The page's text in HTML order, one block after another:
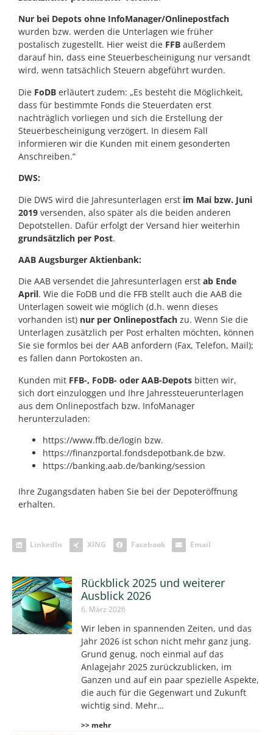
Nur bei Depots ohne InfoManager/Onlinepostfach
wurden bzw. werden die Unterlagen wie früher
postalisch zugestellt. Hier weist die FFB außerdem
darauf hin, dass eine Steuerbescheinigung nur versandt
wird, wenn tatsächlich Steuern abgeführt wurden.
Die FoDB erläutert zudem: „Es besteht die Möglichkeit,
dass für bestimmte Fonds die Steuerdaten erst
nachträglich vorliegen und sich die Erstellung der
Steuerbescheinigung verzögert. In diesem Fall
informieren wir die Kunden mit einem gesonderten
Anschreiben.“
DWS:
Die DWS wird die Jahresunterlagen erst im Mai bzw. Juni
2019 versenden, also später als die beiden anderen
Depotstellen. Dafür erfolgt der Versand hier weiterhin
grundsätzlich per Post.
AAB Augsburger Aktienbank:
Die AAB versendet die Jahresunterlagen erst ab Ende
April. Wie die FoDB und die FFB stellt auch die AAB die
Unterlagen soweit wie möglich (d.h. wenn dieses
vorhanden ist) nur per Onlinepostfach zu. Wenn Sie die
Unterlagen zusätzlich per Post erhalten möchten, können
Sie sie formlos bei der AAB anfordern (Fax, Telefon, Mail);
es fallen dann Portokosten an.
Kunden mit FFB-, FoDB- oder AAB-Depots bitten wir,
sich dort einzuloggen und Ihre Jahressteuerunterlagen
aus dem Onlinepostfach bzw. InfoManager
herunterzuladen:
https://www.ffb.de/login bzw.
https://finanzportal.fondsdepotbank.de bzw.
https://banking.aab.de/banking/session
Ihre Zugangsdaten haben Sie bei der Depoteröffnung
erhalten.
LinkedIn XING Facebook Email
Rückblick 2025 und weiterer
Ausblick 2026
6. März 2026
Wir leben in spannenden Zeiten, und das
Jahr 2026 ist schon nicht mehr ganz jung.
Grund genug, noch einmal auf das
Anlagejahr 2025 zurückzublicken, im
Ganzen und auf ein paar spezielle Aspekte,
die auch für die Gegenwart und Zukunft
wichtig sind. Mehr…
>> mehr